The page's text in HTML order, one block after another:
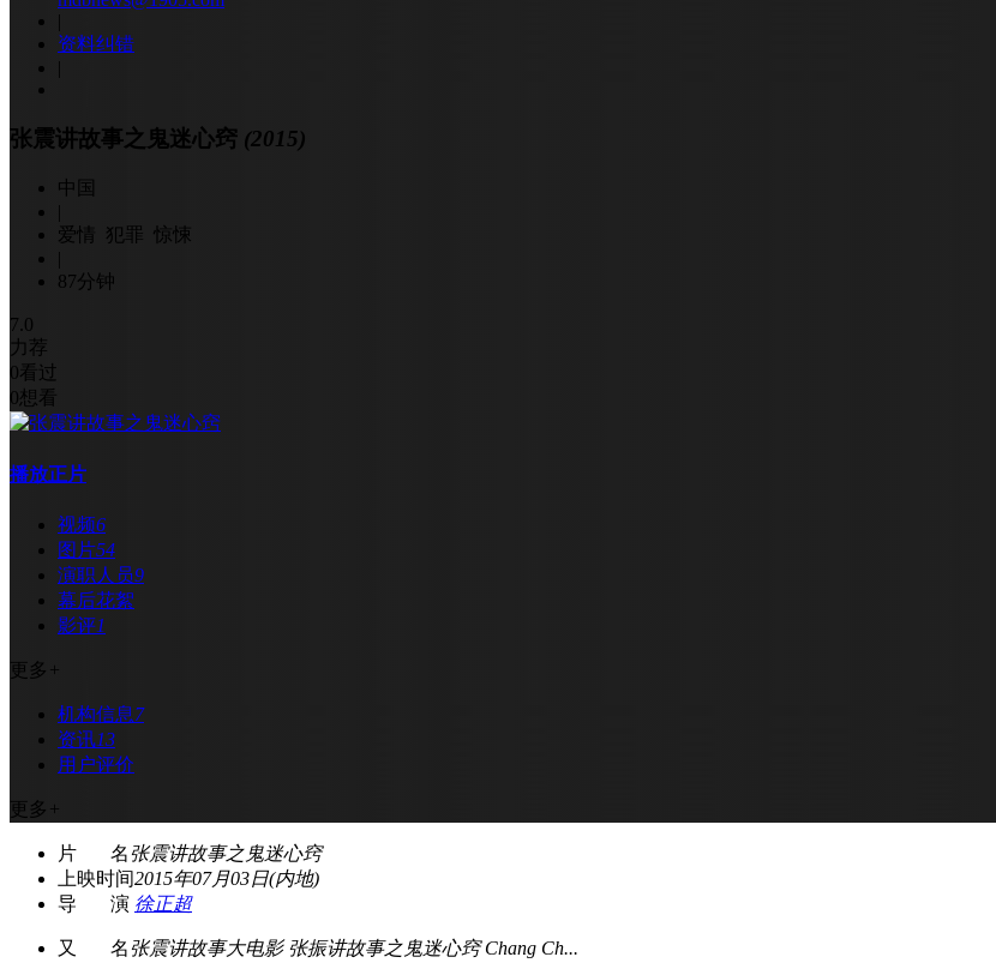
|
资料纠错
|
张震讲故事之鬼迷心窍 (2015)
中国
|
爱情 犯罪 惊悚
|
87分钟
7.0
力荐
0看过
0想看
播放正片
视频6
图片54
演职人员9
幕后花絮
影评1
更多 +
机构信息7
资讯13
用户评价
更多 +
片 名张震讲故事之鬼迷心窍
上映时间2015年07月03日(内地)
导 演 徐正超
又 名张震讲故事大电影 张振讲故事之鬼迷心窍 Chang Ch...